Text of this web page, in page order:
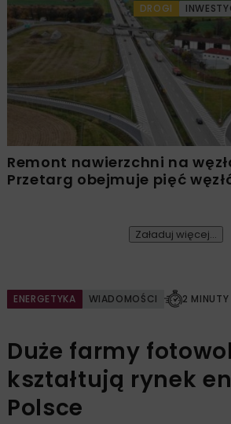
DROGI
Remont nawierzchni na
Przetarg obejmuje pięć
Załaduj więcej...
ENERGETYKA WIADOMOŚCI 2
Duże farmy
kształtują rynek
Polsce